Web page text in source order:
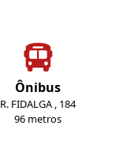
Ônibus
R. FIDALGA , 184
96 metros